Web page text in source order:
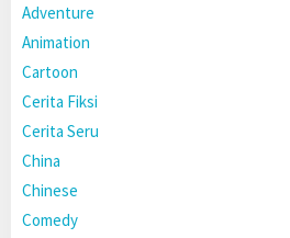
Adventure
Animation
Cartoon
Cerita Fiksi
Cerita Seru
China
Chinese
Comedy